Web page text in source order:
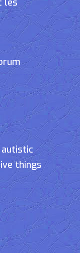
autistic
things